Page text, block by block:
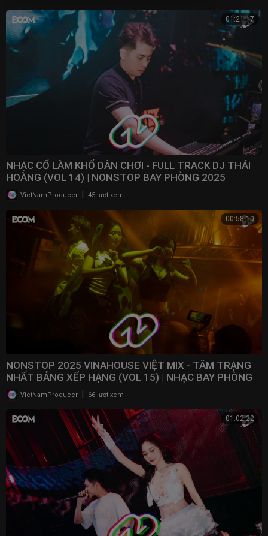
01:21:17
NHẠC CỔ LÀM KHỔ DÂN CHƠI - FULL TRACK DJ THÁI
HOÀNG (VOL 14) | NONSTOP BAY PHÒNG 2025
VietNamProducer 45 lượt xem
00:58:10
NONSTOP 2025 VINAHOUSE VIỆT MIX - TÂM TRẠNG
NHẤT BẢNG XẾP HẠNG (VOL 15) | NHẠC BAY PHÒNG
2025VietNamProducer | 66 lượt xem
01:02:22